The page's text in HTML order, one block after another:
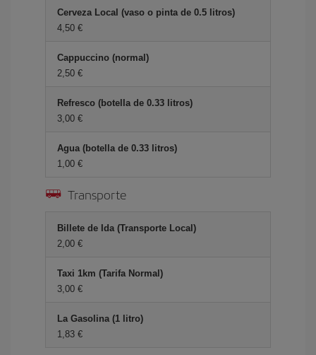
Cerveza Local (vaso o pinta de 0.5 litros)
4,50 €
Cappuccino (normal)
2,50 €
Refresco (botella de 0.33 litros)
3,00 €
Agua (botella de 0.33 litros)
1,00 €
Transporte
Billete de Ida (Transporte Local)
2,00 €
Taxi 1km (Tarifa Normal)
3,00 €
La Gasolina (1 litro)
1,83 €